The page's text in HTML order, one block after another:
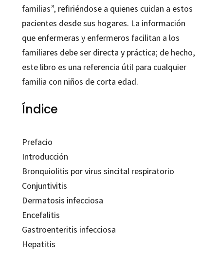
familias”, refiriéndose a quienes cuidan a estos
pacientes desde sus hogares. La información
que enfermeras y enfermeros facilitan a los
familiares debe ser directa y práctica; de hecho,
este libro es una referencia útil para cualquier
familia con niños de corta edad.
Índice
Prefacio
Introducción
Bronquiolitis por virus sincital respiratorio
Conjuntivitis
Dermatosis infecciosa
Encefalitis
Gastroenteritis infecciosa
Hepatitis